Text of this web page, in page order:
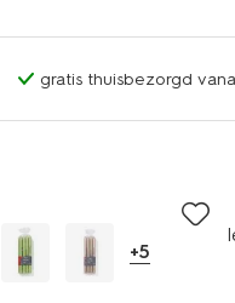
gratis thuisbezorgd
+5